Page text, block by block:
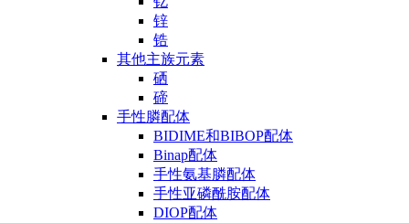
锌
锆
其他主族元素
硒
碲
手性膦配体
BIDIME和BIBOP配体
Binap配体
手性氨基膦配体
手性亚磷酰胺配体
DIOP配体